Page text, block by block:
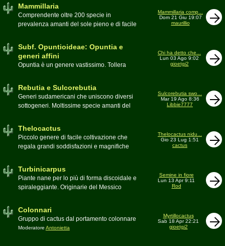
Mammillaria
Comprendente oltre 200 specie in
prevalenza amanti del sole pieno e di facile
Mammillaria comp...
Dom 21 Giu 19:07
maurillio
Subf. Opuntioideae: Opuntia e
generi affini
Opuntia è un genere vastissimo. Tollera
Canada. Caratteristiche le temute spine
carnosi spesso commestibili
Chi ha detto che...
Lun 03 Ago 9:02
gioetgi2
Rebutia e Sulcorebutia
Generi sudamericani che uniscono diversi
sottogeneri. Moltissime specie amanti del
Sulcorebutia swo...
Mar 19 Ago 8:36
Libbie7777
Thelocactus
Piccolo genere di facile coltivazione che
regala grandi soddisfazioni e magnifiche
Thelocactus nidu...
Gio 23 Lug 1:51
cactus
Turbinicarpus
Piante nane per lo più di forma discoidale e
spiraleggiante. Originarie del Messico
Semine in fiore
Lun 13 Apr 9:11
Rod
Colonnari
Gruppo di cactus dal portamento colonnare
Moderatore Antonietta
Myrtillocactus
Sab 18 Apr 22:21
gioetgi2